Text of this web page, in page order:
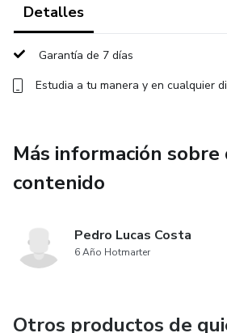
📌 Domina el arte de comunicarte
transforma una negativa en una
Detalles
Garantía de 7 días
Estudia a tu manera y en cualquier
Más información
contenido
Pedro Lucas Costa
6 Año Hotmarter
Otros productos de